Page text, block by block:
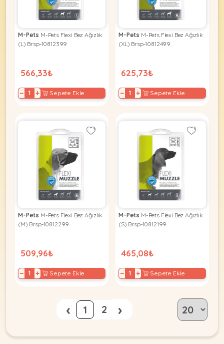
M-Pets M-Pets Flexi Bez Ağızlık
(L) Brsp-10812399
566,33₺
− + Sepete Ekle
M-Pets M-Pets Flexi Bez Ağızlık
(XL) Brsp-10812499
625,73₺
− + Sepete Ekle
M-Pets M-Pets Flexi Bez Ağızlık
(M) Brsp-10812299
509,96₺
− + Sepete Ekle
M-Pets M-Pets Flexi Bez Ağızlık
(S) Brsp-10812199
465,08₺
− + Sepete Ekle
‹ 1 2 ›